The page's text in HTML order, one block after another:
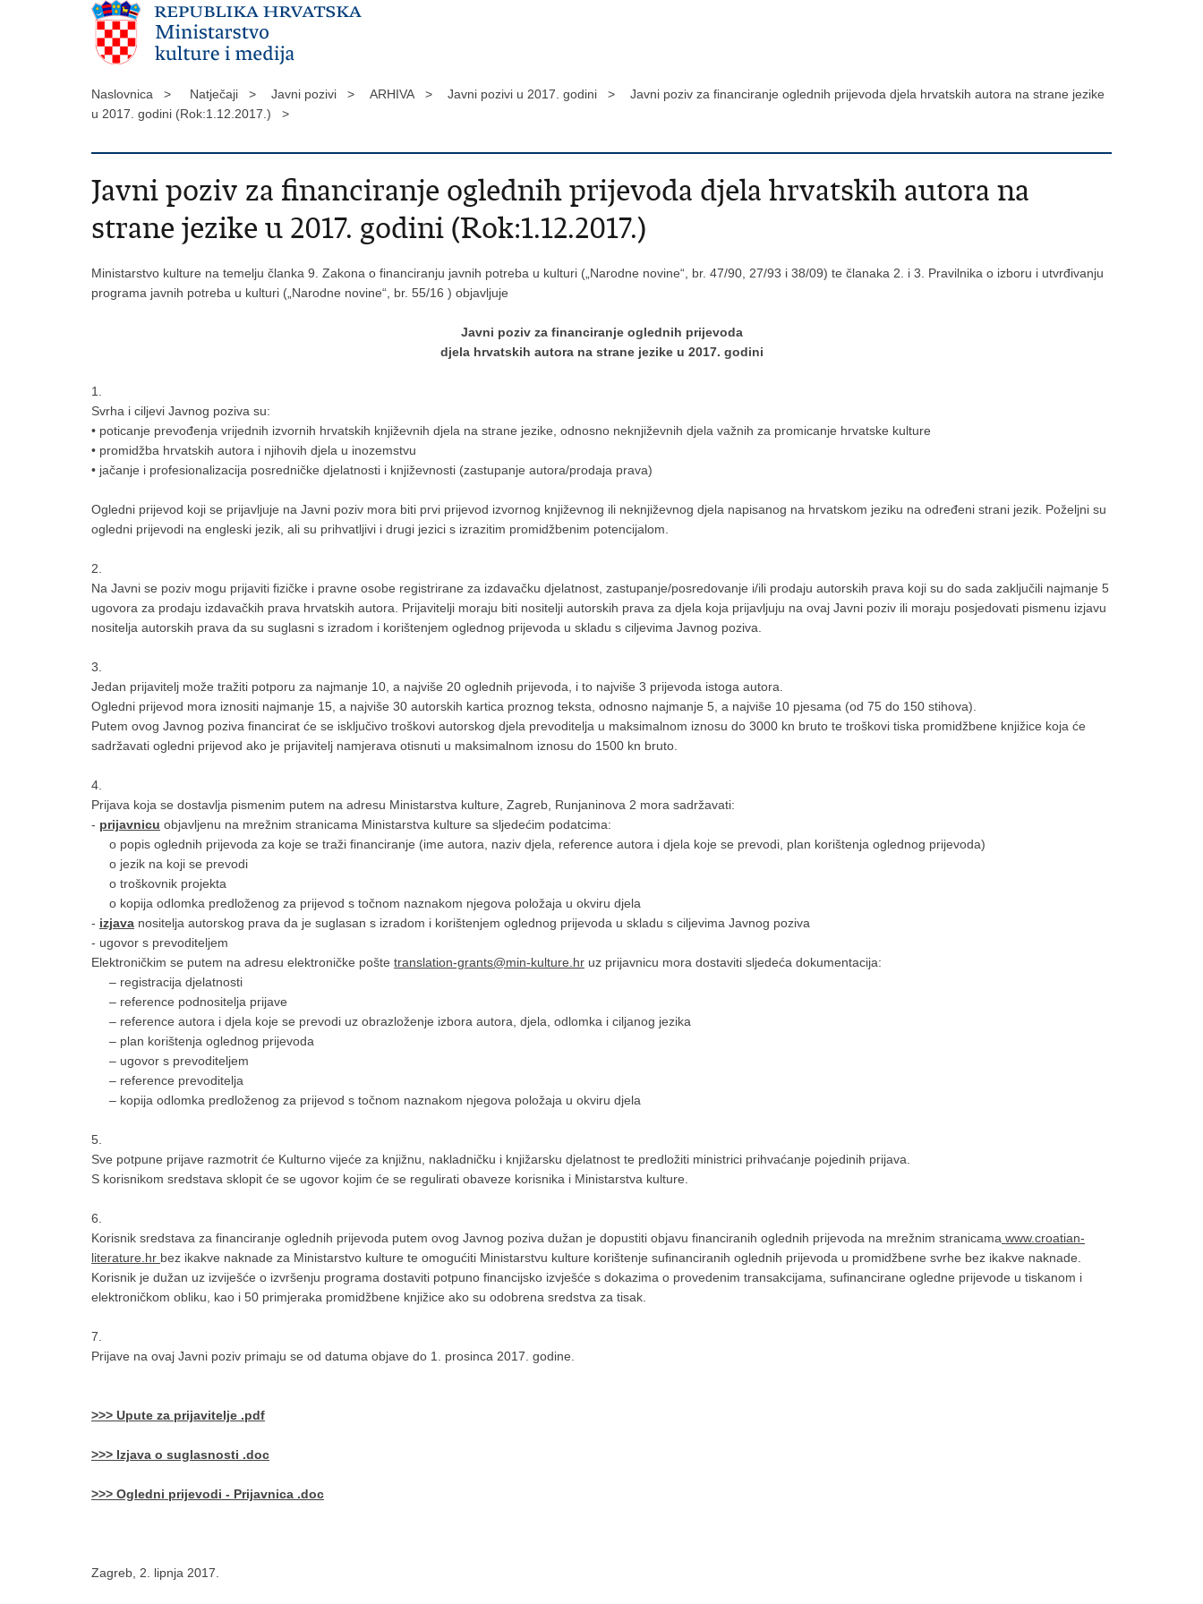
Naslovnica > Natječaji > Javni pozivi > ARHIVA > Javni pozivi u 2017. godini >
Javni poziv za financiranje oglednih prijevoda djela hrvatskih autora na strane jezike
u 2017. godini (Rok:1.12.2017.) >
Javni poziv za financiranje oglednih prijevoda djela hrvatskih autora na
strane jezike u 2017. godini (Rok:1.12.2017.)
Ministarstvo kulture na temelju članka 9. Zakona o financiranju javnih potreba u kulturi („Narodne novine“, br. 47/90, 27/93 i 38/09) te članaka 2. i 3. Pravilnika o izboru i utvrđivanju
programa javnih potreba u kulturi („Narodne novine“, br. 55/16 ) objavljuje
Javni poziv za financiranje oglednih prijevoda
djela hrvatskih autora na strane jezike u 2017. godini
1.
Svrha i ciljevi Javnog poziva su:
• poticanje prevođenja vrijednih izvornih hrvatskih književnih djela na strane jezike, odnosno neknjiževnih djela važnih za promicanje hrvatske kulture
• promidžba hrvatskih autora i njihovih djela u inozemstvu
• jačanje i profesionalizacija posredničke djelatnosti i književnosti (zastupanje autora/prodaja prava)
Ogledni prijevod koji se prijavljuje na Javni poziv mora biti prvi prijevod izvornog književnog ili neknjiževnog djela napisanog na hrvatskom jeziku na određeni strani jezik. Poželjni su
ogledni prijevodi na engleski jezik, ali su prihvatljivi i drugi jezici s izrazitim promidžbenim potencijalom.
2.
Na Javni se poziv mogu prijaviti fizičke i pravne osobe registrirane za izdavačku djelatnost, zastupanje/posredovanje i/ili prodaju autorskih prava koji su do sada zaključili najmanje 5
ugovora za prodaju izdavačkih prava hrvatskih autora. Prijavitelji moraju biti nositelji autorskih prava za djela koja prijavljuju na ovaj Javni poziv ili moraju posjedovati pismenu izjavu
nositelja autorskih prava da su suglasni s izradom i korištenjem oglednog prijevoda u skladu s ciljevima Javnog poziva.
3.
Jedan prijavitelj može tražiti potporu za najmanje 10, a najviše 20 oglednih prijevoda, i to najviše 3 prijevoda istoga autora.
Ogledni prijevod mora iznositi najmanje 15, a najviše 30 autorskih kartica proznog teksta, odnosno najmanje 5, a najviše 10 pjesama (od 75 do 150 stihova).
Putem ovog Javnog poziva financirat će se isključivo troškovi autorskog djela prevoditelja u maksimalnom iznosu do 3000 kn bruto te troškovi tiska promidžbene knjižice koja će
sadržavati ogledni prijevod ako je prijavitelj namjerava otisnuti u maksimalnom iznosu do 1500 kn bruto.
4.
Prijava koja se dostavlja pismenim putem na adresu Ministarstva kulture, Zagreb, Runjaninova 2 mora sadržavati:
- prijavnicu objavljenu na mrežnim stranicama Ministarstva kulture sa sljedećim podatcima:
o popis oglednih prijevoda za koje se traži financiranje (ime autora, naziv djela, reference autora i djela koje se prevodi, plan korištenja oglednog prijevoda)
o jezik na koji se prevodi
o troškovnik projekta
o kopija odlomka predloženog za prijevod s točnom naznakom njegova položaja u okviru djela
- izjava nositelja autorskog prava da je suglasan s izradom i korištenjem oglednog prijevoda u skladu s ciljevima Javnog poziva
- ugovor s prevoditeljem
Elektroničkim se putem na adresu elektroničke pošte translation-grants@min-kulture.hr uz prijavnicu mora dostaviti sljedeća dokumentacija:
‒ registracija djelatnosti
‒ reference podnositelja prijave
‒ reference autora i djela koje se prevodi uz obrazloženje izbora autora, djela, odlomka i ciljanog jezika
‒ plan korištenja oglednog prijevoda
‒ ugovor s prevoditeljem
‒ reference prevoditelja
‒ kopija odlomka predloženog za prijevod s točnom naznakom njegova položaja u okviru djela
5.
Sve potpune prijave razmotrit će Kulturno vijeće za knjižnu, nakladničku i knjižarsku djelatnost te predložiti ministrici prihvaćanje pojedinih prijava.
S korisnikom sredstava sklopit će se ugovor kojim će se regulirati obaveze korisnika i Ministarstva kulture.
6.
Korisnik sredstava za financiranje oglednih prijevoda putem ovog Javnog poziva dužan je dopustiti objavu financiranih oglednih prijevoda na mrežnim stranicama www.croatian-
literature.hr bez ikakve naknade za Ministarstvo kulture te omogućiti Ministarstvu kulture korištenje sufinanciranih oglednih prijevoda u promidžbene svrhe bez ikakve naknade.
Korisnik je dužan uz izviješće o izvršenju programa dostaviti potpuno financijsko izvješće s dokazima o provedenim transakcijama, sufinancirane ogledne prijevode u tiskanom i
elektroničkom obliku, kao i 50 primjeraka promidžbene knjižice ako su odobrena sredstva za tisak.
7.
Prijave na ovaj Javni poziv primaju se od datuma objave do 1. prosinca 2017. godine.
>>> Upute za prijavitelje .pdf
>>> Izjava o suglasnosti .doc
>>> Ogledni prijevodi - Prijavnica .doc
Zagreb, 2. lipnja 2017.